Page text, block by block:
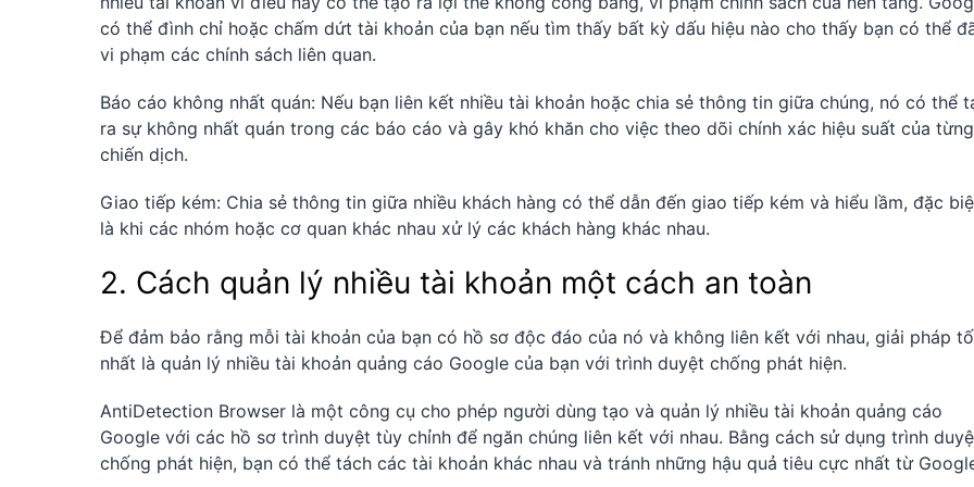
có thể đình chỉ hoặc chấm dứt tài khoản của bạn nếu tìm thấy bất kỳ dấu hiệu nào cho thấy bạn có thể
vi phạm các chính sách liên quan.
Báo cáo không nhất quán: Nếu bạn liên kết nhiều tài khoản hoặc chia sẻ thông tin giữa chúng, nó có thể
ra sự không nhất quán trong các báo cáo và gây khó khăn cho việc theo dõi chính xác hiệu suất của từng
chiến dịch.
Giao tiếp kém: Chia sẻ thông tin giữa nhiều khách hàng có thể dẫn đến giao tiếp kém và hiểu lầm, đặc
là khi các nhóm hoặc cơ quan khác nhau xử lý các khách hàng khác nhau.
2. Cách quản lý nhiều tài khoản một cách an toàn
Để đảm bảo rằng mỗi tài khoản của bạn có hồ sơ độc đáo của nó và không liên kết với nhau, giải pháp
nhất là quản lý nhiều tài khoản quảng cáo Google của bạn với trình duyệt chống phát hiện.
AntiDetection Browser là một công cụ cho phép người dùng tạo và quản lý nhiều tài khoản quảng cáo
Google với các hồ sơ trình duyệt tùy chỉnh để ngăn chúng liên kết với nhau. Bằng cách sử dụng trình
chống phát hiện, bạn có thể tách các tài khoản khác nhau và tránh những hậu quả tiêu cực nhất từ